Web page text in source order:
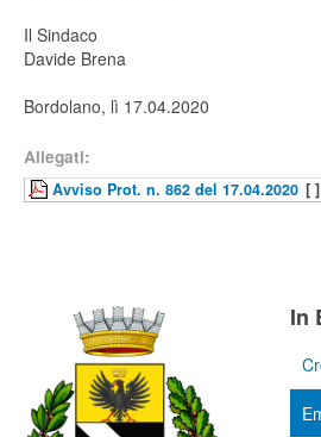
Il Sindaco
Davide Brena
Bordolano, lì 17.04.2020
Allegati:
Avviso Prot. n. 862 del 17.04.2020 [ ]
In